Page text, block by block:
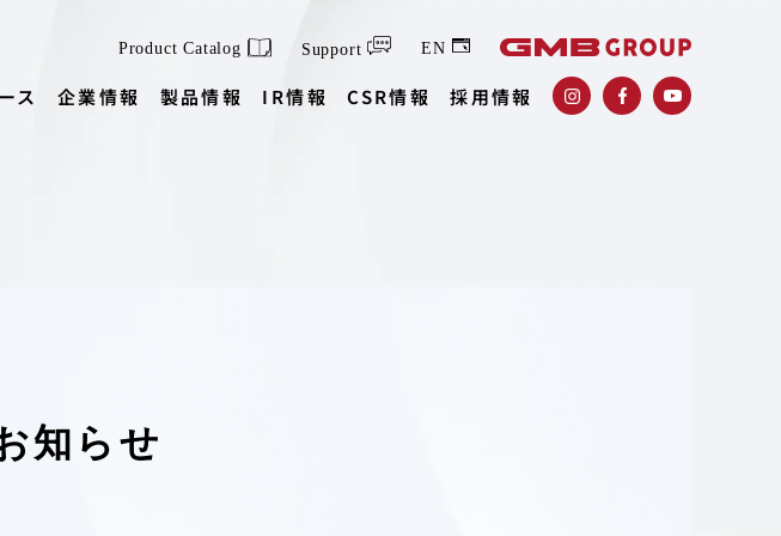
Product Catalog Support EN
ス 企業情報 製品情報 IR情報 CSR情報 採用情報
知らせ